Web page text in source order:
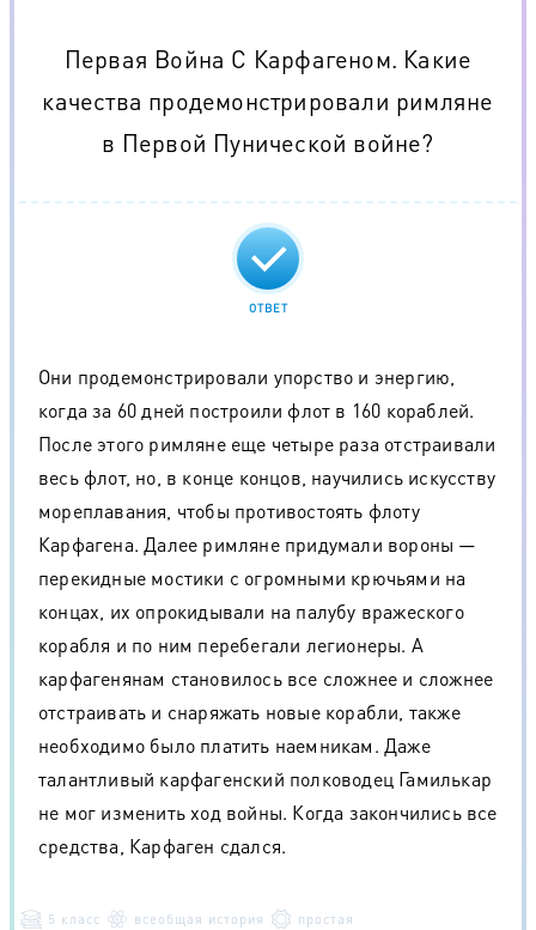
Первая Война С Карфагеном. Какие
качества продемонстрировали римляне
в Первой Пунической войне?
ОТВЕТ
Они продемонстрировали упорство и энергию,
когда за 60 дней построили флот в 160 кораблей.
После этого римляне еще четыре раза отстраивали
весь флот, но, в конце концов, научились искусству
мореплавания, чтобы противостоять флоту
Карфагена. Далее римляне придумали вороны —
перекидные мостики с огромными крючьями на
концах, их опрокидывали на палубу вражеского
корабля и по ним перебегали легионеры. А
карфагенянам становилось все сложнее и сложнее
отстраивать и снаряжать новые корабли, также
необходимо было платить наемникам. Даже
талантливый карфагенский полководец Гамилькар
не мог изменить ход войны. Когда закончились все
средства, Карфаген сдался.
5 класс всеобщая история простая